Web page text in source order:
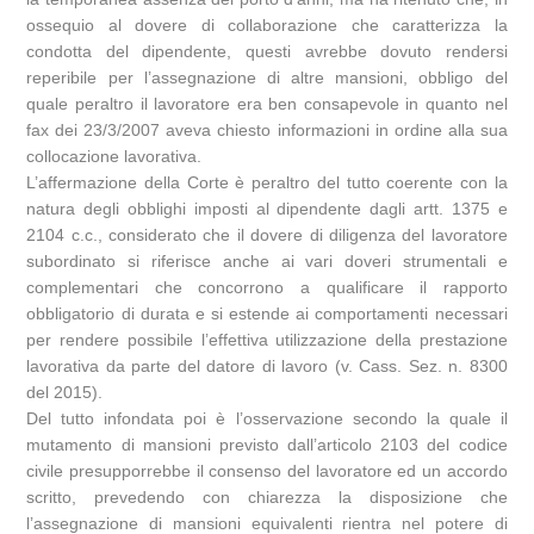
ossequio al dovere di collaborazione che caratterizza la
condotta del dipendente, questi avrebbe dovuto rendersi
reperibile per l’assegnazione di altre mansioni, obbligo del
quale peraltro il lavoratore era ben consapevole in quanto nel
fax dei 23/3/2007 aveva chiesto informazioni in ordine alla sua
collocazione lavorativa.
L’affermazione della Corte è peraltro del tutto coerente con la
natura degli obblighi imposti al dipendente dagli artt. 1375 e
2104 c.c., considerato che il dovere di diligenza del lavoratore
subordinato si riferisce anche ai vari doveri strumentali e
complementari che concorrono a qualificare il rapporto
obbligatorio di durata e si estende ai comportamenti necessari
per rendere possibile l’effettiva utilizzazione della prestazione
lavorativa da parte del datore di lavoro (v. Cass. Sez. n. 8300
del 2015).
Del tutto infondata poi è l’osservazione secondo la quale il
mutamento di mansioni previsto dall’articolo 2103 del codice
civile presupporrebbe il consenso del lavoratore ed un accordo
scritto, prevedendo con chiarezza la disposizione che
l’assegnazione di mansioni equivalenti rientra nel potere di